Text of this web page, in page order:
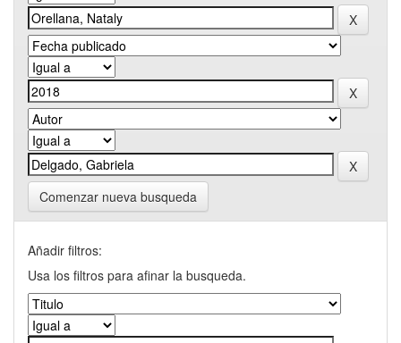
Comenzar nueva busqueda
Añadir filtros:
Usa los filtros para afinar la busqueda.